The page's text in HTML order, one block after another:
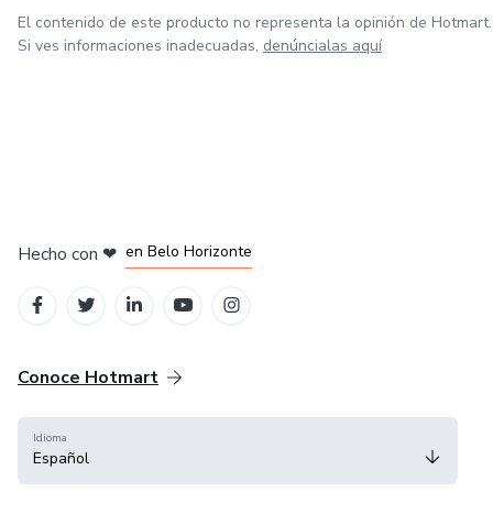
6.Como exportar?
El contenido de este producto no representa la opinión de Hotmart.
Si ves informaciones inadecuadas, denúncialas aquí
Hecho con ❤ en Belo Horizonte
Conoce Hotmart
Idioma
Español